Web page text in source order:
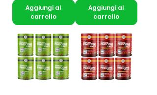
Aggiungi al
carrello
Aggiungi al
carrello